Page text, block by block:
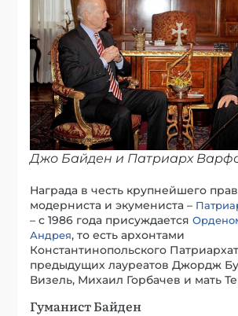
Джо Байден и Патриарх
Награда в честь крупнейшего
модерниста и экумениста –
– с 1986 года присуждается
Андрея, то есть архонтами
Константинопольского
предыдущих лауреатов Джордж
Визель, Михаил Горбачев и мать
Гуманист Байден